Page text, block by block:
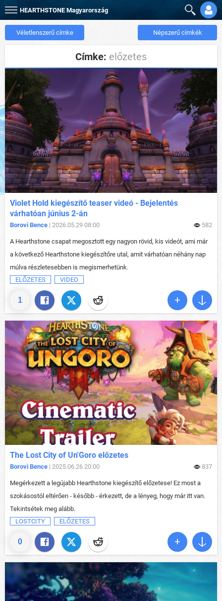
HEARTHSTONE Magyarország
Véletlenszerű címke Népszerű címkék
Címke: előzetes
1
Violet Hold kiegészítő teaser videó - Bejelentés
várhatóan június 2-án
Borovi Bence | 2026.05.29 08:00 582
A Hearthstone csapat megosztott egy nagyon rövid, kis videót, ami már
a következő Hearthstone kiegészítőre utal, amit várhatóan néhány nap
múlva részletesebben is megismerhetünk.
ELŐZETES
VIDEO
0
The Lost City of Un'Goro előzetes
Borovi Bence | 2025.06.26 20:00 837
Megérkezett a legújabb Hearthstone kiegészítő előzetese! Ez most a
szokásostól eltérően - később - érkezett, de a lényeg, hogy már itt van.
Tekintsétek meg alább.
LOSTCITY
ELŐZETES